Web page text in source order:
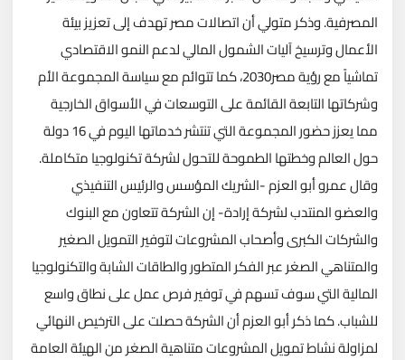
المصرفية. وذكر متولي أن اتصالات مصر تهدف إلى تعزيز بيئة
الأعمال وترسيخ آليات الشمول المالي لدعم النمو الاقتصادي
تماشياً مع رؤية مصر2030، كما تتوائم مع سياسة المجموعة الأم
وشركاتها التابعة القائمة على التوسعات في الأسواق الخارجية
مما يعزز حضور المجموعة التي تنتشر خدماتها اليوم في 16 دولة
حول العالم وخطتها الطموحة للتحول لشركة تكنولوجيا متكاملة.
وقال عمرو أبو العزم -الشريك المؤسس والرئيس التنفيذي
والعضو المنتدب لشركة إرادة- إن الشركة تتعاون مع البنوك
والشركات الكبرى وأصحاب المشروعات لتوفير التمويل الصغير
والمتناهي الصغر عبر الفكر المتطور والطاقات الشابة والتكنولوجيا
المالية التي سوف تسهم في توفير فرص عمل على نطاق واسع
للشباب. كما ذكر أبو العزم أن الشركة حصلت على الترخيص النهائي
لمزاولة نشاط تمويل المشروعات متناهية الصغر من الهيئة العامة